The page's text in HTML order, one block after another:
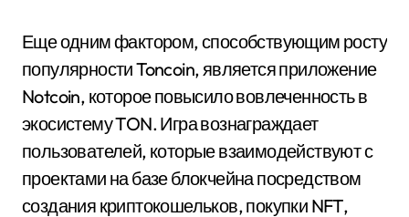
Еще одним фактором, способствующим росту
популярности Toncoin, является приложение
Notcoin, которое повысило вовлеченность в
экосистему TON. Игра вознаграждает
пользователей, которые взаимодействуют с
проектами на базе блокчейна посредством
создания криптокошельков, покупки NFT,